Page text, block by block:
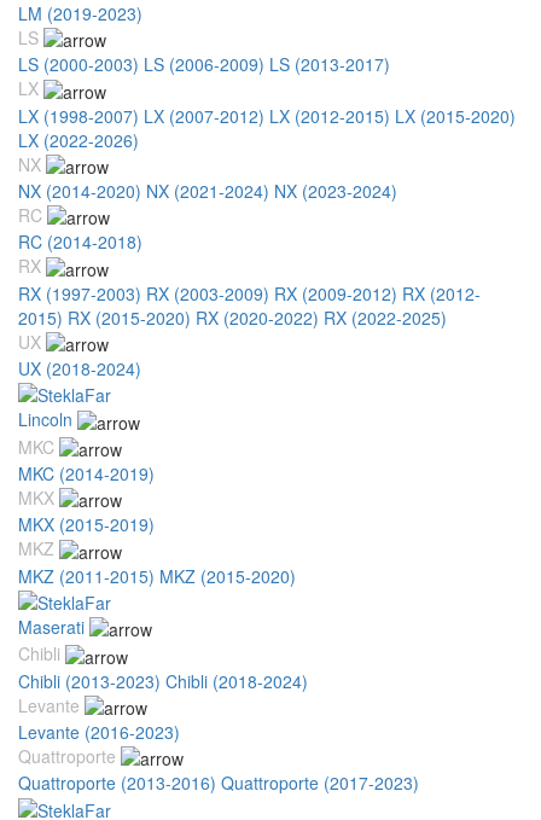
LM (2019-2023)
LS
LS (2000-2003) LS (2006-2009) LS (2013-2017)
LX
LX (1998-2007) LX (2007-2012) LX (2012-2015) LX (2015-2020)
LX (2022-2026)
NX
NX (2014-2020) NX (2021-2024) NX (2023-2024)
RC
RC (2014-2018)
RX
RX (1997-2003) RX (2003-2009) RX (2009-2012) RX (2012-
2015) RX (2015-2020) RX (2020-2022) RX (2022-2025)
UX
UX (2018-2024)
Lincoln
MKC
MKC (2014-2019)
MKX
MKX (2015-2019)
MKZ
MKZ (2011-2015) MKZ (2015-2020)
Maserati
Chibli
Chibli (2013-2023) Chibli (2018-2024)
Levante
Levante (2016-2023)
Quattroporte
Quattroporte (2013-2016) Quattroporte (2017-2023)